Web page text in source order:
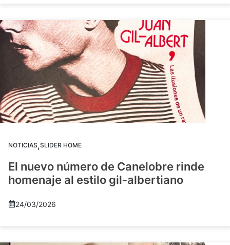
NOTICIAS,SLIDER HOME
El nuevo número de Canelobre rinde
homenaje al estilo gil-albertiano
24/03/2026